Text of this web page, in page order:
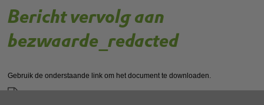
Bericht vervolg aan
bezwaarde_redacted
Gebruik de onderstaande link om het document te downloaden.